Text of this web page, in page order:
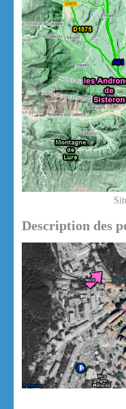
Description des